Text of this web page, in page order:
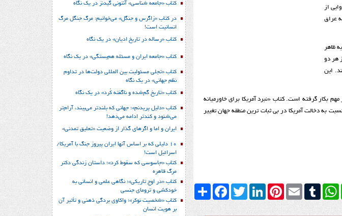
از
به سال ۱۹۹۳، تهاجم نظامی به عراق
ظاهر
هر دو
این
بکار گرفته است. کتاب «نبرد آمریکا برای خاورمیانه
به دخالت آمریکا در بی ثبات ترین منطقه جهان تغییر
اشتراکFacebook TwitterLinkedInPinterest Email TumblrWhatsApp
کتاب «جامعه شناسی» آنتونی گیدنز در یک نگاه
در کتاب «زاگرس و جنگل» می‌خوانیم: مرگ جنگل مرگ
انسانیت است!
کتاب «رساله در تاریخ ادیان» در یک نگاه
کتاب «جامعه ایران و مسئله هم‌بستگی» در یک نگاه
کتاب «تجلی مسئولیت بین المللی دولت‌ها در تداوم
نظم جهانی» در یک نگاه
کتاب «تاریخ گم‌شده و ناگفته کُرد» در یک نگاه
کتاب «دلیل پریدنم»؛ جهانی که بلندتر می‌بیند، آرام‌تر
می‌شنود و کندتر ادامه می‌دهد!
ایران و اما و اگرهای گذار از وضعیت «تعلیق تمدنی»
10 دلیلی که بر اساس آنها ایران پیروز جنگ با آمریکا/
اسرائیل است!
کتاب «جاسوسی که سقوط کرد»؛ داستان زندگی دکتر
مرگ قاهره
کتاب «در اوج تاریکی»؛ نگاهی علمی و انسانی به
خودکشی و ترومای جنسی
کتاب «شخصیت نوکر»؛ واکاوی بردگی ذهنی و تأثیر آن
بر هویت انسان